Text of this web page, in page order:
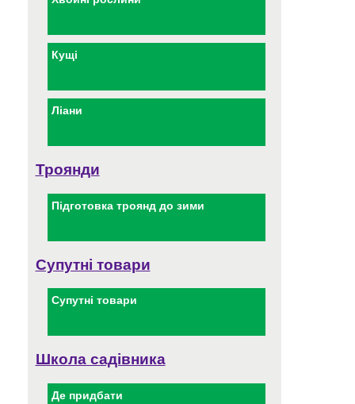
Кущі
Ліани
Троянди
Підготовка троянд до зими
Супутні товари
Супутні товари
Школа садівника
Де придбати